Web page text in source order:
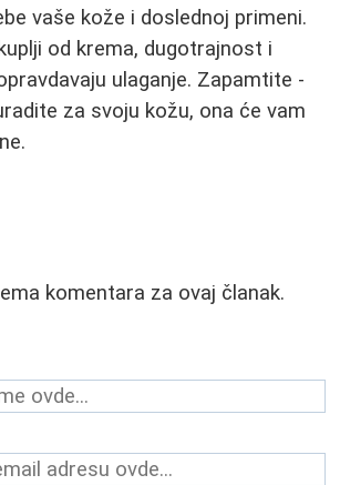
vaše kože i doslednoj primeni.
od krema, dugotrajnost i
ulaganje. Zapamtite -
za svoju kožu, ona će vam
komentara za ovaj članak.